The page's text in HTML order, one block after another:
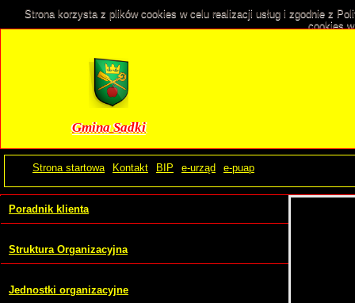
Strona korzysta z plików cookies w celu realizacji usług i zgodnie z
cookies
Gmina Sadki
Strona startowa Kontakt BIP e-urząd e-puap
Poradnik klienta
Struktura Organizacyjna
Jednostki organizacyjne